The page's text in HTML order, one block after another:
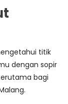
titik
dengan sopir
bagi